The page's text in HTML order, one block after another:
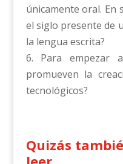
únicamente oral. En
el siglo presente de
la lengua escrita?
6. Para empezar
promueven la
tecnológicos?
Quizás